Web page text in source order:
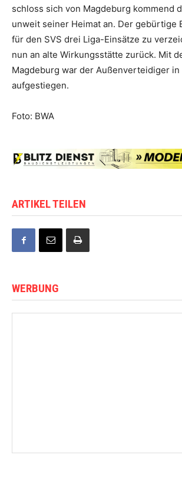
schloss sich von Magdeburg kommend
unweit seiner Heimat an. Der gebürtige
für den SVS drei Liga-Einsätze zu
nun an alte Wirkungsstätte zurück. Mit
Magdeburg war der Außenverteidiger
aufgestiegen.
Foto: BWA
ARTIKEL TEILEN
WERBUNG